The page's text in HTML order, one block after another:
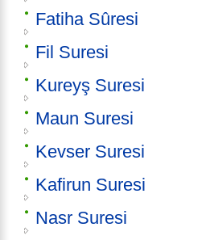
Fatiha Sûresi
Fil Suresi
Kureyş Suresi
Maun Suresi
Kevser Suresi
Kafirun Suresi
Nasr Suresi